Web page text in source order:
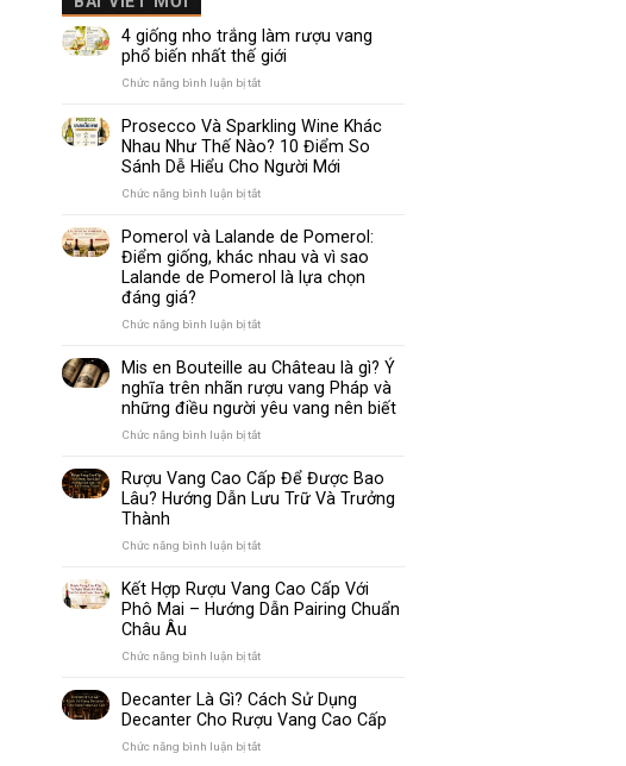
4 giống nho trắng làm rượu vang
phổ biến nhất thế giới
Chức năng bình luận bị tắtở
giống
nho
trắng
làm
biến
nhất
thế
Prosecco Và Sparkling Wine Khác
Nhau Như Thế Nào? 10 Điểm So
Sánh Dễ Hiểu Cho Người Mới
Chức năng bình luận bị tắtở
Và
Sparkling
Wine
Khác
10
Điểm
So
Dễ
Cho
Người
Pomerol và Lalande de Pomerol:
Điểm giống, khác nhau và vì sao
Lalande de Pomerol là lựa chọn
đáng giá?
Chức năng bình luận bị tắtở
Lalande
de
Pomerol:
nhau
và
Pomerol
là
đáng
Mis en Bouteille au Château là gì? Ý
nghĩa trên nhãn rượu vang Pháp và
những điều người yêu vang nên biết
Chức năng bình luận bị tắtở
en
Bouteille
au
nghĩa
trên
và
những
người
Rượu Vang Cao Cấp Để Được Bao
Lâu? Hướng Dẫn Lưu Trữ Và Trưởng
Thành
Chức năng bình luận bị tắtở
Vang
Cao
Cấp
Hướng
Dẫn
Kết Hợp Rượu Vang Cao Cấp Với
Phô Mai – Hướng Dẫn Pairing Chuẩn
Châu Âu
Chức năng bình luận bị tắtở
Hợp
Rượu
Vang
Cao
Decanter Là Gì? Cách Sử Dụng
Decanter Cho Rượu Vang Cao Cấp
Chức năng bình luận bị tắtở